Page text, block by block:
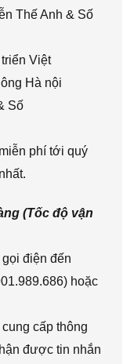
Thế Anh & Số
Việt
Hà nội
Số
phí tới quý
(Tốc độ vận
điện đến
hoặc
cấp thông
được tin nhắn